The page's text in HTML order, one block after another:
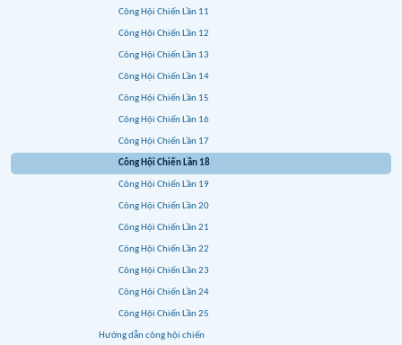
Công Hội Chiến Lần 11
Công Hội Chiến Lần 12
Công Hội Chiến Lần 13
Công Hội Chiến Lần 14
Công Hội Chiến Lần 15
Công Hội Chiến Lần 16
Công Hội Chiến Lần 17
Công Hội Chiến Lần 18
Công Hội Chiến Lần 19
Công Hội Chiến Lần 20
Công Hội Chiến Lần 21
Công Hội Chiến Lần 22
Công Hội Chiến Lần 23
Công Hội Chiến Lần 24
Công Hội Chiến Lần 25
Hướng dẫn công hội chiến